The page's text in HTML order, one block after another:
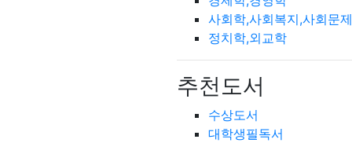
사회학,사회복지,사회문제
정치학,외교학
추천도서
수상도서
대학생필독서